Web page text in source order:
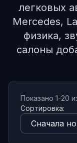
легковых
Mercedes,
физика,
салоны
Показано 1-20
Сортировка: